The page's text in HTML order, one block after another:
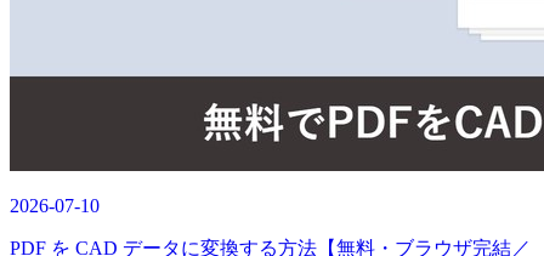
2026-07-10
PDF を CAD データに変換する方法【無料・ブラウザ完結／